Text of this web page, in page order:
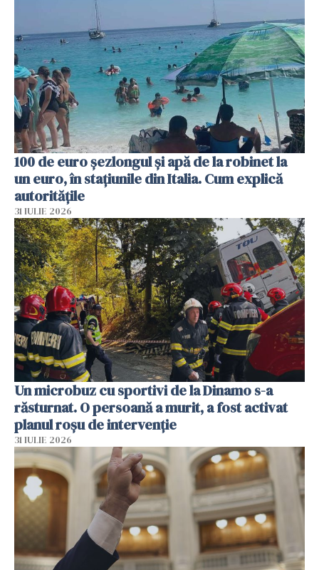
100 de euro șezlongul și apă de la robinet la
un euro, în stațiunile din Italia. Cum explică
autoritățile
31 IULIE 2026
Un microbuz cu sportivi de la Dinamo s-a
răsturnat. O persoană a murit, a fost activat
planul roșu de intervenție
31 IULIE 2026